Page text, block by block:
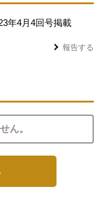
年4月4回号掲載
報告する
ん。